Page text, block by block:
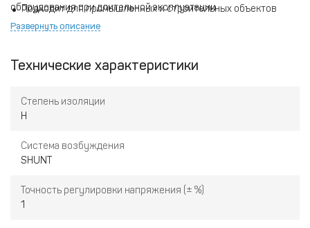
Подходит для промышленных и строительных объектов
оборудования при длительной эксплуатации.
Развернуть описание
Технические характеристики
Степень изоляции
H
Система возбуждения
SHUNT
Точность регулировки напряжения (± %)
1